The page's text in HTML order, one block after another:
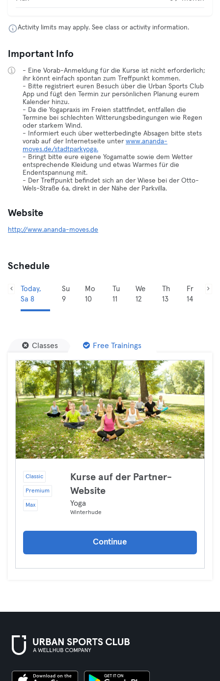
Activity limits may apply. See class or activity information.
Important Info
- Eine Vorab-Anmeldung für die Kurse ist nicht erforderlich;
ihr könnt einfach spontan zum Treffpunkt kommen.
- Bitte registriert euren Besuch über die Urban Sports Club
App und fügt den Termin zur persönlichen Planung eurem
Kalender hinzu.
- Da die Yogapraxis im Freien stattfindet, entfallen die
Termine bei schlechten Witterungsbedingungen wie Regen
oder starkem Wind.
- Informiert euch über wetterbedingte Absagen bitte stets
vorab auf der Internetseite unter www.ananda-
moves.de/stadtparkyoga.
- Bringt bitte eure eigene Yogamatte sowie dem Wetter
entsprechende Kleidung und etwas Warmes für die
Endentspannung mit.
- Der Treffpunkt befindet sich an der Wiese bei der Otto-
Wels-Straße 6a, direkt in der Nähe der Parkvilla.
Website
http://www.ananda-moves.de
Schedule
Today,
Sa 8
Su
9
Mo
10
Tu
11
We
12
Th
13
Fr
14
Classes Free Trainings
Classic
Premium
Max
Kurse auf der Partner-
Website
Yoga
Winterhude
Continue